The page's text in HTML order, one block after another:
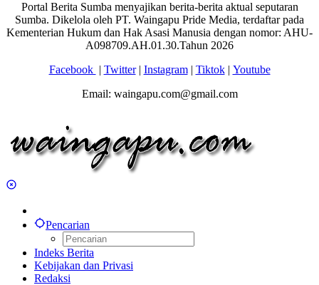
Portal Berita Sumba menyajikan berita-berita aktual seputaran
Sumba. Dikelola oleh PT. Waingapu Pride Media, terdaftar pada
Kementerian Hukum dan Hak Asasi Manusia dengan nomor: AHU-
A098709.AH.01.30.Tahun 2026
Facebook | Twitter| Instagram| Tiktok| Youtube
Email: waingapu.com@gmail.com
Pencarian
Indeks Berita
Kebijakan dan Privasi
Redaksi